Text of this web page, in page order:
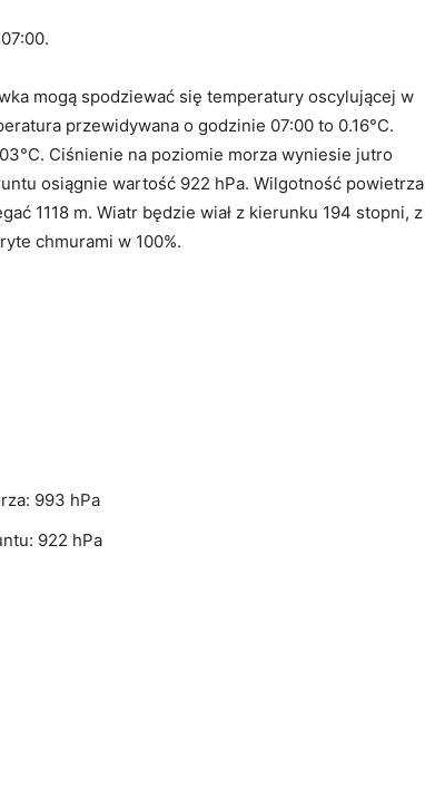
mogą spodziewać się temperatury oscylującej w
przewidywana o godzinie 07:00 to 0.16°C.
Ciśnienie na poziomie morza wyniesie jutro
osiągnie wartość 922 hPa. Wilgotność powietrza
1118 m. Wiatr będzie wiał z kierunku 194 stopni, z
chmurami w 100%.
993 hPa
922 hPa